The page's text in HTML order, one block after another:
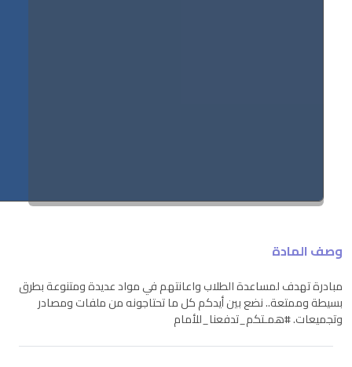
وصف المادة
مبادرة تهدف لمساعدة الطلاب واعانتهم في مواد عديدة ومتنوعة بطرق
بسيطة وممتعة.. نضع بين أيدكم كل ما تحتاجونه من ملفات ومصادر
وتجميعات. #همـتكم_تدفعنا_للأمام